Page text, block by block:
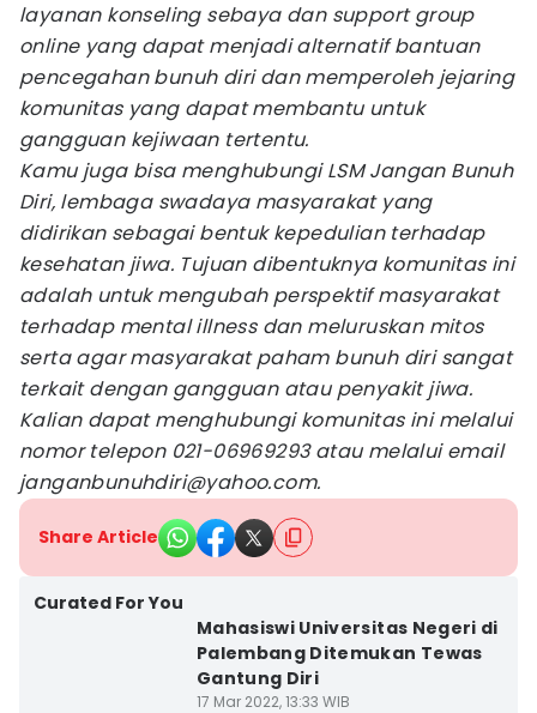
layanan konseling sebaya dan support group
online yang dapat menjadi alternatif bantuan
pencegahan bunuh diri dan memperoleh jejaring
komunitas yang dapat membantu untuk
gangguan kejiwaan tertentu.
Kamu juga bisa menghubungi LSM Jangan Bunuh
Diri, lembaga swadaya masyarakat yang
didirikan sebagai bentuk kepedulian terhadap
kesehatan jiwa. Tujuan dibentuknya komunitas ini
adalah untuk mengubah perspektif masyarakat
terhadap mental illness dan meluruskan mitos
serta agar masyarakat paham bunuh diri sangat
terkait dengan gangguan atau penyakit jiwa.
Kalian dapat menghubungi komunitas ini melalui
nomor telepon 021-06969293 atau melalui email
janganbunuhdiri@yahoo.com.
Share Article
Curated For You
Mahasiswi Universitas Negeri di
Palembang Ditemukan Tewas
Gantung Diri
17 Mar 2022, 13:33 WIB